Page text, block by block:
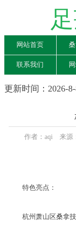
网站首页
联系我们
更新时间：2026-
作者：aqi 来源
特色亮点：
杭州萧山区桑拿技